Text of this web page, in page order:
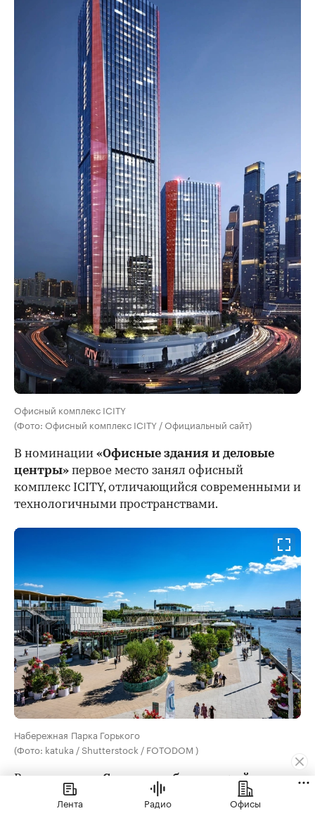
Офисный комплекс ICITY
(Фото: Офисный комплекс ICITY / Официальный сайт)
В номинации «Офисные здания и деловые
центры» первое место занял офисный
комплекс ICITY, отличающийся современными и
технологичными пространствами.
Набережная Парка Горького
(Фото: katuka / Shutterstock / FOTODOM )
В номинации
«Столичное благоустройство»
лучшим назвали комплексное благоустройство
Парка Горького. Масштабные работы провели
Лента Радио Офисы